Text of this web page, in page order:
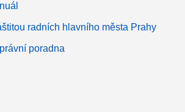
radních hlavního města Prahy
poradna